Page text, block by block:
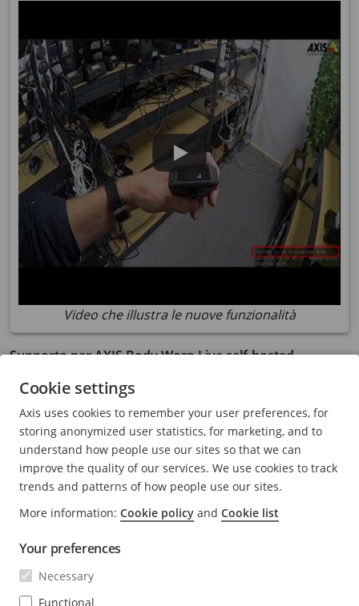
Video che illustra le nuove funzionalità
Supporto perAXIS BodyWorn Live self-hosted
AXIS BodyWorn Live Self-hosted è ora disponibile. Si
tratta di una variante dell'esistenteAXIS BodyWorn Live
che viene gestita localmente o nel proprio ambiente
informatico. Per ulteriori informazioni, consultare
axis.com/products/axis-body-worn-live.
Modalità di prova
demo o in una prova di concetto, è possibile utilizzare la
modalità di valutazione. È possibile eliminare le
registrazioni e ripristinare facilmente il sistema al
Cookie settings
Axis uses cookies to remember your user preferences, for
storing anonymized user statistics, for marketing, and to
understand how people use our sites so that we can
improve the quality of our services. We use cookies to track
trends and patterns of how people use our sites.
More information: Cookie policy and Cookie list
Your preferences
Necessary
Functional